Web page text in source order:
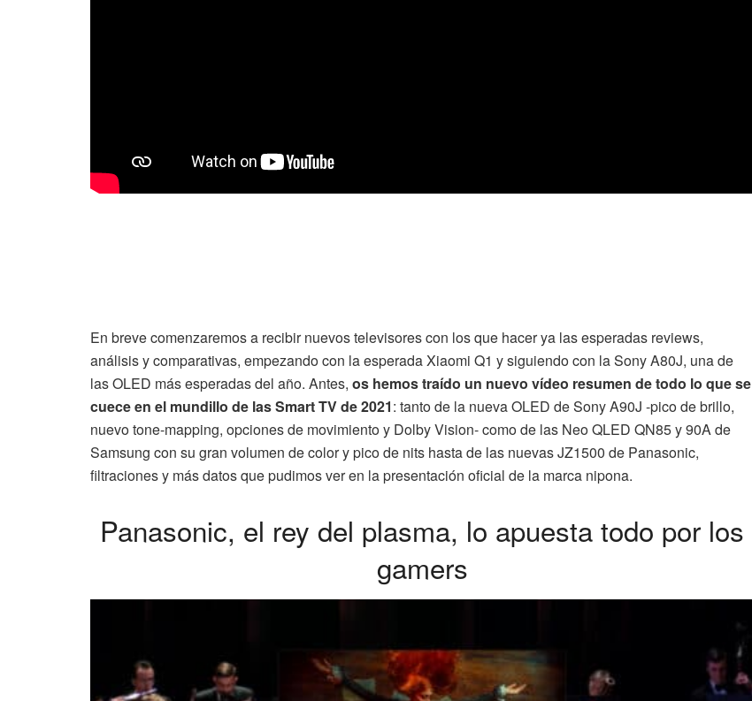
En breve comenzaremos a recibir nuevos televisores con los que hacer ya las esperadas reviews,
análisis y comparativas, empezando con la esperada Xiaomi Q1 y siguiendo con la Sony A80J, una de
las OLED más esperadas del año. Antes, os hemos traído un nuevo vídeo resumen de todo lo que se
cuece en el mundillo de las Smart TV de 2021: tanto de la nueva OLED de Sony A90J -pico de brillo,
nuevo tone-mapping, opciones de movimiento y Dolby Vision- como de las Neo QLED QN85 y 90A de
Samsung con su gran volumen de color y pico de nits hasta de las nuevas JZ1500 de Panasonic,
filtraciones y más datos que pudimos ver en la presentación oficial de la marca nipona.
Panasonic, el rey del plasma, lo apuesta todo por los
gamers